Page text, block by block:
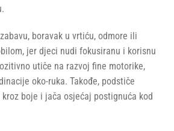
boravak u vrtiću, odmore ili
jer djeci nudi fokusiranu i korisnu
utiče na razvoj fine motorike,
oko-ruka. Takođe, podstiče
boje i jača osjećaj postignuća kod